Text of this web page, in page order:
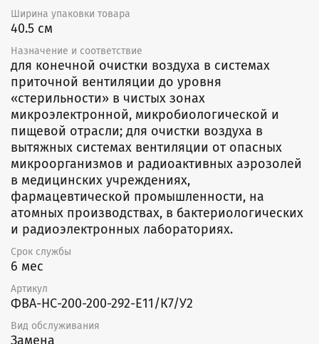
Ширина упаковки товара
40.5 см
Назначение и соответствие
для конечной очистки воздуха в системах
приточной вентиляции до уровня
«стерильности» в чистых зонах
микроэлектронной, микробиологической и
пищевой отрасли; для очистки воздуха в
вытяжных системах вентиляции от опасных
микроорганизмов и радиоактивных аэрозолей
в медицинских учреждениях,
фармацевтической промышленности, на
атомных производствах, в бактериологических
и радиоэлектронных лабораториях.
Срок службы
6 мес
Артикул
ФВА-НС-200-200-292-E11/К7/У2
Вид обслуживания
Замена